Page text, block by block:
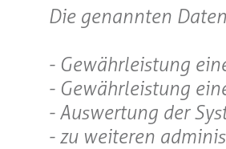
Die genannten
- Gewährleistung
- Gewährleistung
- Auswertung der
- zu weiteren